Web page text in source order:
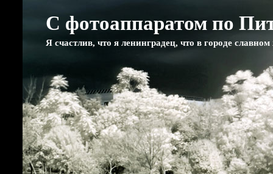
С фотоаппаратом по
Я счастлив, что я ленинградец, что в городе